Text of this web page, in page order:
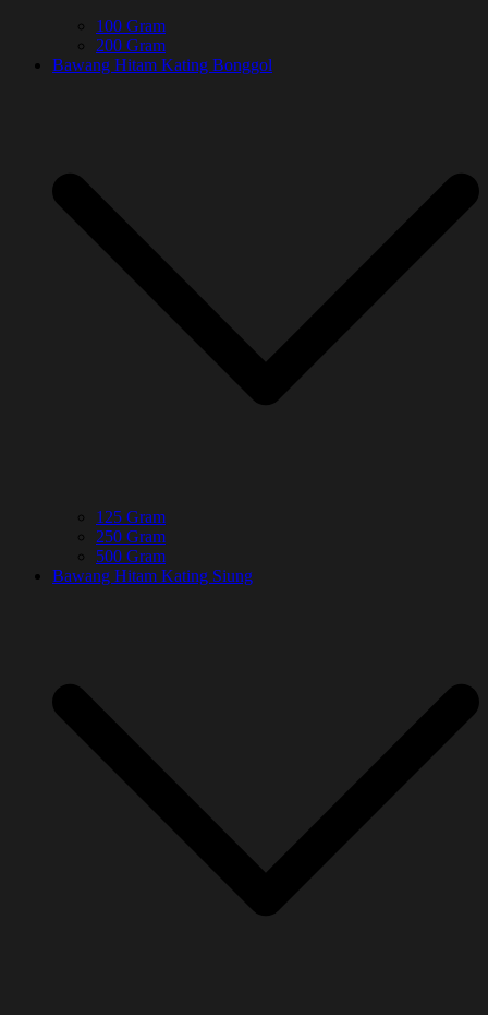
100 Gram
200 Gram
Bawang Hitam Kating Bonggol
125 Gram
250 Gram
500 Gram
Bawang Hitam Kating Siung